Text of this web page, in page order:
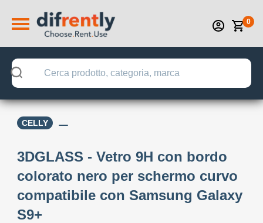
0
CELLY
3DGLASS - Vetro 9H con bordo
colorato nero per schermo curvo
compatibile con Samsung Galaxy
S9+